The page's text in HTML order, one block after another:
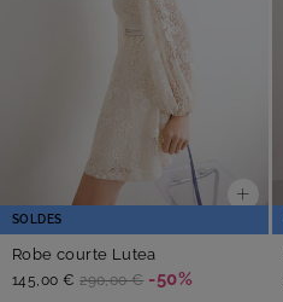
SOLDES
Robe courte Lutea
145,00 € 290,00 € -50%